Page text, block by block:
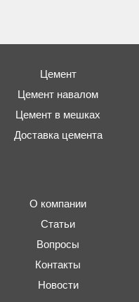
Цемент
Цемент навалом
Цемент в мешках
Доставка цемента
О компании
Статьи
Вопросы
Контакты
Новости